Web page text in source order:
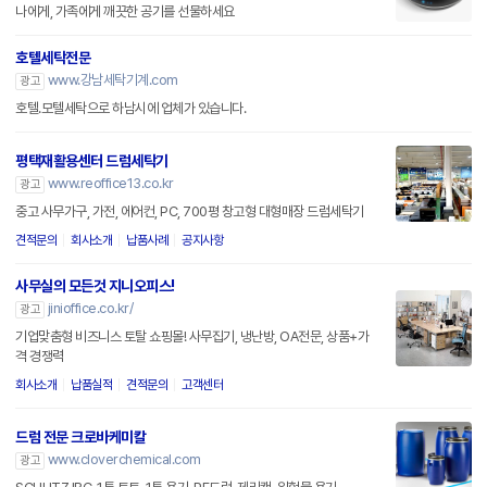
나에게, 가족에게 깨끗한 공기를 선물하세요
호텔세탁전문
광고 www.강남세탁기계.com
호텔.모텔세탁으로 하남시에 업체가 있습니다.
평택재활용센터 드럼세탁기
광고 www.reoffice13.co.kr
중고 사무가구, 가전, 에어컨, PC, 700평 창고형 대형매장 드럼세탁기
견적문의 회사소개 납품사례 공지사항
사무실의 모든것 지니오피스!
광고
jinioffice.co.kr/
기업맞춤형 비즈니스 토탈 쇼핑몰! 사무집기, 냉난방, OA전문, 상품+가
격 경쟁력
회사소개 납품실적 견적문의 고객센터
드럼 전문 크로바케미칼
광고 www.cloverchemical.com